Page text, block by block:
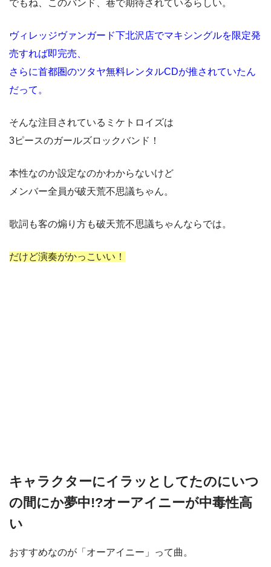
でもね、このバンド、巷で期待されているらしい。
ヴィレッジヴァンガード下北沢店でマキシングルを限定発
売すれば即完売、
さらに首都圏のツタヤ無料レンタルCDが推されていたん
だって。
そんな注目されているミケトロイズは
3ピースのガールズロックバンド！
本性なのか設定なのかわからないけど
メンバー全員が破天荒不思議ちゃん。
歌詞も客の煽り方も破天荒不思議ちゃんならでは。
だけど演奏がかっこいい！
キャラクターにイラッとしてたのにいつ
の間にか夢中!?オーアイニーが中毒性高
い
おすすめなのが「オーアイニー」って曲。